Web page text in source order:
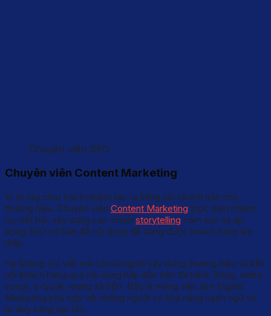
Chuyên viên SEO
Chuyên viên Content Marketing
Vị trí này chịu trách nhiệm tạo ra tiếng nói và linh hồn cho
thương hiệu. Chuyên viên Content Marketing thực hiện nhiệm
vụ viết bài, xây dựng các chuỗi storytelling cảm xúc và áp
dụng SEO cơ bản để nội dung dễ dàng được khách hàng tìm
thấy.
Họ không chỉ viết mà còn là người xây dựng thương hiệu và kết
nối khách hàng qua nội dung hấp dẫn trên đa kênh (blog, video
script, e-book, mạng xã hội). Đây là mảng việc làm Digital
Marketing phù hợp với những người có khả năng ngôn ngữ và
tư duy sáng tạo tốt.